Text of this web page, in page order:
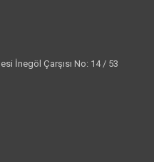
İnegöl Çarşısı No: 14 / 53